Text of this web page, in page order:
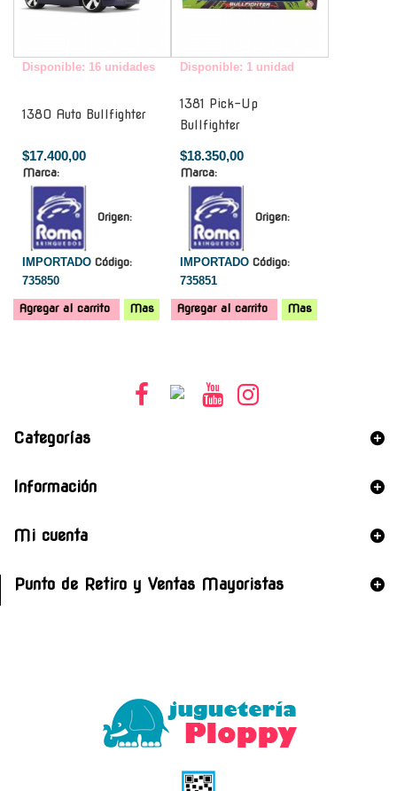
Disponible: 16 unidades
1380 Auto Bullfighter
$17.400,00
Marca:
Origen:
IMPORTADO Código:
735850
Agregar al carrito Mas
Disponible: 1 unidad
1381 Pick-Up
Bullfighter
$18.350,00
Marca:
Origen:
IMPORTADO Código:
735851
Agregar al carrito Mas
Categorías
Información
Mi cuenta
Punto de Retiro y Ventas Mayoristas